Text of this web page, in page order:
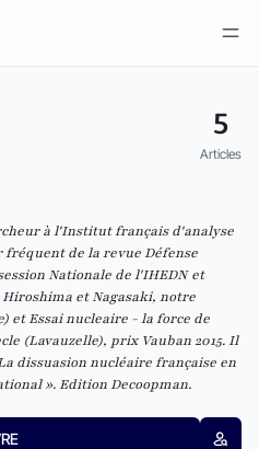
5
Articles
à l'Institut français d'analyse
fréquent de la revueDéfense
Nationale de l'IHEDN et
Hiroshima et Nagasaki, notre
etEssai nucleaire - la force de
(Lavauzelle), prix Vauban 2015. Il
dissuasion nucléaire française en
». Edition Decoopman.